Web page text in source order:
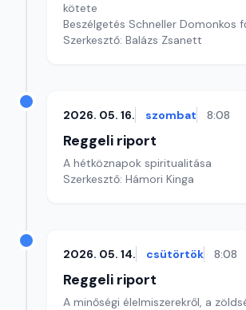
kötete
Beszélgetés Schneller Domonkos
Szerkesztő: Balázs Zsanett
2026. 05. 16. szombat 8:08
Reggeli riport
A hétköznapok spiritualitása
Szerkesztő: Hámori Kinga
2026. 05. 14. csütörtök 8:08
Reggeli riport
A minőségi élelmiszerekről, a